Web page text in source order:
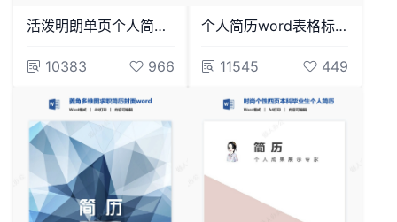
活泼明朗单页个人简历word文档(10)
10383 966
个人简历word表格标准单页(4)
11545 449